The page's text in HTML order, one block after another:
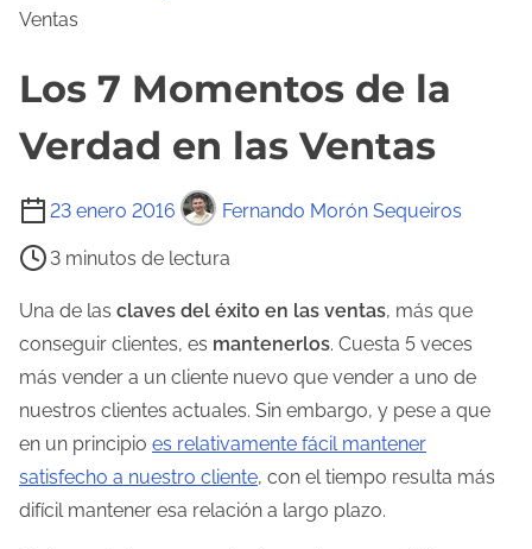
Ventas
Los 7 Momentos de la
Verdad en las Ventas
23 enero 2016 Fernando Morón Sequeiros
T
e
m
p
o
d
e
l
e
3 minutos de lectura
Una de las claves del éxito en las ventas, más que
conseguir clientes, es mantenerlos. Cuesta 5 veces
más vender a un cliente nuevo que vender a uno de
nuestros clientes actuales. Sin embargo, y pese a que
en un principio es relativamente fácil mantener
satisfecho a nuestro cliente, con el tiempo resulta más
difícil mantener esa relación a largo plazo.